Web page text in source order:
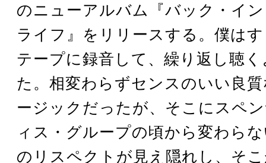
のニューアルバム『バック・イ
ライフ』をリリースする。僕は
テープに録音して、繰り返し聴
た。相変わらずセンスのいい良
ージックだったが、そこにスペ
ィス・グループの頃から変わら
のリスペクトが見え隠れし、そ